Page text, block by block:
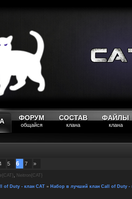
ФОРУМ
общайся
СОСТАВ
клана
ФАЙЛЫ
клана
5 6 7 »
, Neitron{CAT}
of Duty - клан CAT » Набор в лучший клан Call of Duty -